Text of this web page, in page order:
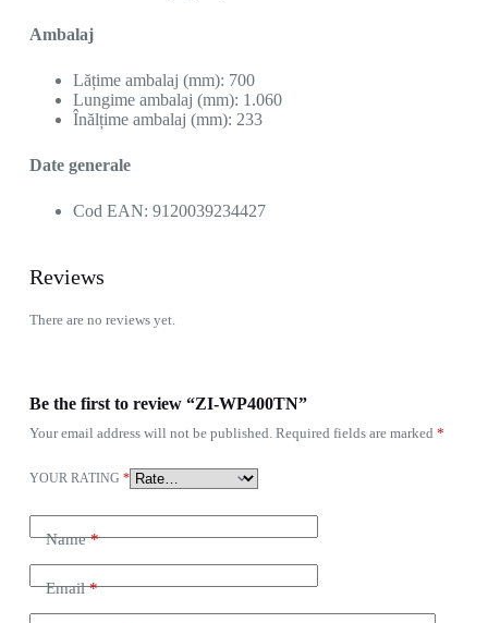
Ambalaj
Lățime ambalaj (mm): 700
Lungime ambalaj (mm): 1.060
Înălțime ambalaj (mm): 233
Date generale
Cod EAN: 9120039234427
Reviews
There are no reviews yet.
Be the first to review “ZI-WP400TN”
Your email address will not be published. Required fields are marked *
YOUR RATING *
Name*
Email*